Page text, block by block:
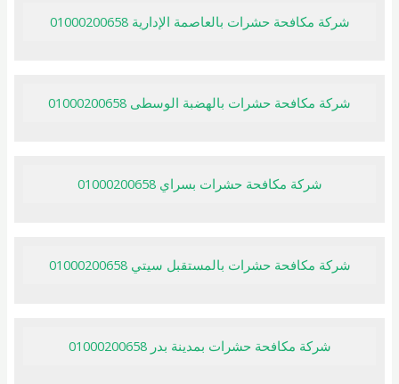
شركة مكافحة حشرات بالعاصمة الإدارية 01000200658
شركة مكافحة حشرات بالهضبة الوسطى 01000200658
شركة مكافحة حشرات بسراي 01000200658
شركة مكافحة حشرات بالمستقبل سيتي 01000200658
شركة مكافحة حشرات بمدينة بدر 01000200658